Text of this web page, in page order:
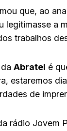
que, ao
legitimasse a
trabalhos
Abratel é
estaremos
de
rádio Jovem